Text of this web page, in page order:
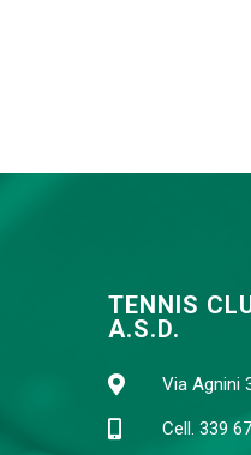
TENNIS
A.S.D.
Via Agnini
Cell. 339